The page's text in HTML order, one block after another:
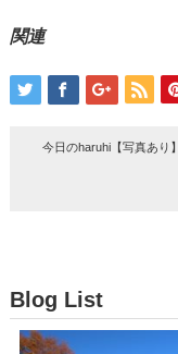
関連
今日のharuhi【写真あり】
Blog List